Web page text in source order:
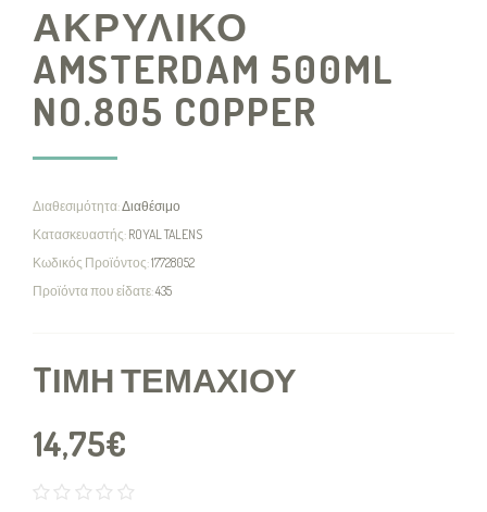
ΑΚΡΥΛΙΚΟ
AMSTERDAM 500ML
NO.805 COPPER
Διαθεσιμότητα:Διαθέσιμο
Κατασκευαστής: ROYAL TALENS
Κωδικός Προϊόντος:17728052
Προϊόντα που είδατε:435
TΙΜΉ ΤΕΜΑΧΊΟΥ
14,75€